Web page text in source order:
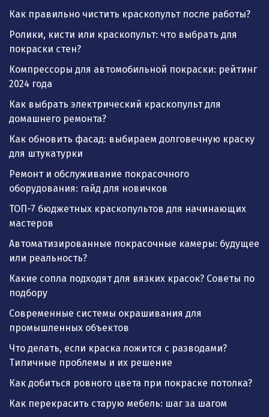
Как правильно чистить краскопульт после работы?
Ролики, кисти или краскопульт: что выбрать для
покраски стен?
Компрессоры для автомобильной покраски: рейтинг
2024 года
Как выбрать электрический краскопульт для
домашнего ремонта?
Как обновить фасад: выбираем долговечную краску
для штукатурки
Ремонт и обслуживание покрасочного
оборудования: гайд для новичков
ТОП-7 бюджетных краскопультов для начинающих
мастеров
Автоматизированные покрасочные камеры: будущее
или реальность?
Какие сопла подходят для вязких красок? Советы по
подбору
Современные системы окрашивания для
промышленных объектов
Что делать, если краска ложится с разводами?
Типичные проблемы и их решение
Как добиться ровного цвета при покраске потолка?
Как перекрасить старую мебель: шаг за шагом